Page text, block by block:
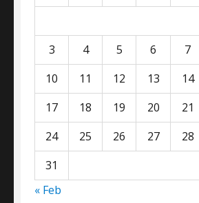
3
4 5 6 7
10
11 12 13 14
17
18 19 20 21
24
25 26 27 28
31
« Feb